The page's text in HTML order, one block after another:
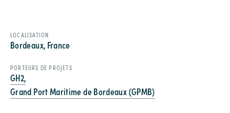
LOCALISATION
Bordeaux, France
PORTEURS DE PROJETS
GH2,
Grand Port Maritime de Bordeaux (GPMB)